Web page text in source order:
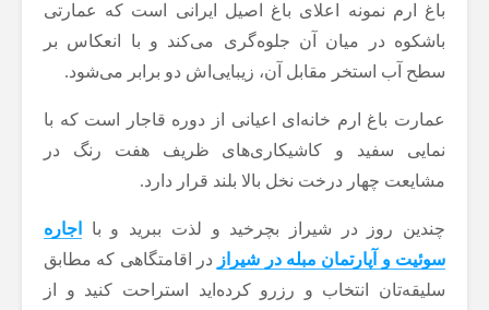
باغ ارم نمونه اعلای باغ اصیل ایرانی است که عمارتی
باشکوه در میان آن جلوه‌گری می‌کند و با انعکاس بر
سطح آب استخر مقابل آن، زیبایی‌اش دو برابر می‌شود.
عمارت باغ ارم خانه‌ای اعیانی از دوره قاجار است که با
نمایی سفید و کاشیکاری‌های ظریف هفت رنگ در
مشایعت چهار درخت نخل بالا بلند قرار دارد.
چندین روز در شیراز بچرخید و لذت ببرید و با
اجاره
سوئیت و آپارتمان مبله در شیراز در اقامتگاهی که مطابق
سلیقه‌تان انتخاب و رزرو کرده‌اید استراحت کنید و از